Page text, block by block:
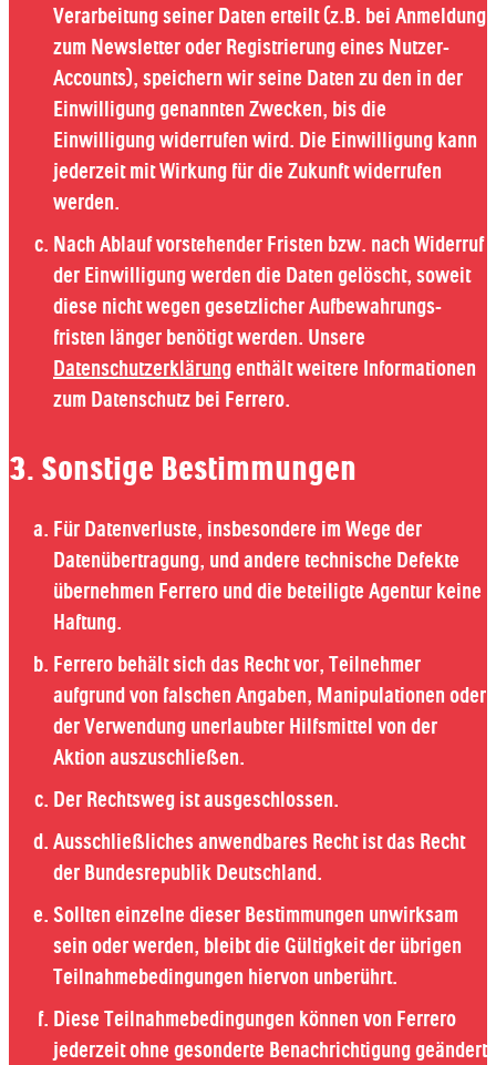
Verarbeitung seiner Daten erteilt (z.B. bei Anmeldung
zum Newsletter oder Registrierung eines Nutzer-
Accounts), speichern wir seine Daten zu den in der
Einwilligung genannten Zwecken, bis die
Einwilligung widerrufen wird. Die Einwilligung kann
jederzeit mit Wirkung für die Zukunft widerrufen
werden.
Nach Ablauf vorstehender Fristen bzw. nach Widerruf
der Einwilligung werden die Daten gelöscht, soweit
diese nicht wegen gesetzlicher Aufbewahrungs-
fristen länger benötigt werden. Unsere
Datenschutzerklärungenthält weitere Informationen
zum Datenschutz bei Ferrero.
3. Sonstige Bestimmungen
Für Datenverluste, insbesondere im Wege der
Datenübertragung, und andere technische Defekte
übernehmen Ferrero und die beteiligte Agentur keine
Haftung.
Ferrero behält sich das Recht vor, Teilnehmer
aufgrund von falschen Angaben, Manipulationen oder
der Verwendung unerlaubter Hilfsmittel von der
Aktion auszuschließen.
Der Rechtsweg ist ausgeschlossen.
Ausschließliches anwendbares Recht ist das Recht
der Bundesrepublik Deutschland.
Sollten einzelne dieser Bestimmungen unwirksam
sein oder werden, bleibt die Gültigkeit der übrigen
Teilnahmebedingungen hiervon unberührt.
Diese Teilnahmebedingungen können von Ferrero
jederzeit ohne gesonderte Benachrichtigung geändert